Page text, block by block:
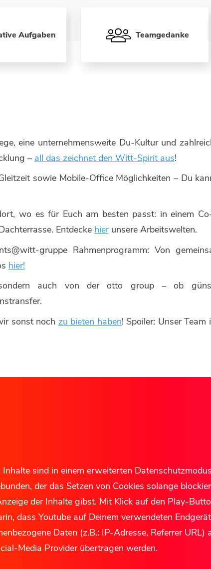
Aufgaben Teamgedanke
eine unternehmensweite Du-Kultur und
– all das zeichnet den Witt-Spirit aus!
sowie Mobile-Office Möglichkeiten – Du
wo es für Euch am besten passt: in einem
Entdecke hierunsere Arbeitswelten.
gruppe Rahmenprogramm: Von
hier!
auch von der otto group – ob
sonst noch zu bieten haben! Spoiler: Unser
Inhalte sind in einem erweiterten
der das Setzen von Cookies solange
der Inhalte gibst. Mit Klick auf den Play-
dass Youtube auf Deinem verwendeten
Daten (z.B.: IP-Adresse, Referrer URL)
Media Provider übertragen werden.